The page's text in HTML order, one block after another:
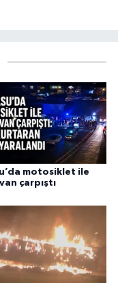
motosiklet ile
çarpıştı